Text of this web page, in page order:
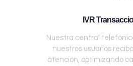
IVR
Nuestra central
nuestros usuarios
atención, optimizando